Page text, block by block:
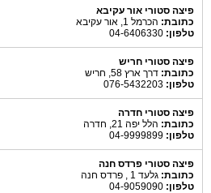
פיצה סטורי אור עקיבא
כתובת: הכרמל 1, אור עקיבא
טלפון:
פיצה סטורי חריש
כתובת: דרך ארץ 58, חריש
טלפון:
פיצה סטורי חדרה
כתובת: הלל יפה 21, חדרה
טלפון:
פיצה סטורי פרדס חנה
כתובת: גלעד 1 , פרדס חנה
טלפון: